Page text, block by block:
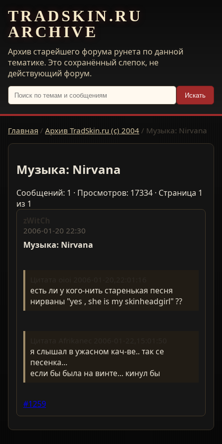
TRADSKIN.RU
ARCHIVE
Архив старейшего форума рунета по данной
тематике. Это сохранённый слепок, не
действующий форум.
Искать
Главная / Архив TradSkin.ru (с) 2004 / Музыка: Nirvana
Музыка: Nirvana
Сообщений: 1 · Просмотров: 17334 · Страница 1
из 1
zWitCh
2006-01-20 22:30
Музыка: Nirvana
есть ли у кого-нить старенькая песня
нирваны "yes , she is my skinheadgirl" ??
я слышал в ужасном кач-ве.. так се
песенка...
если бы была на винте... кинул бы
#1259